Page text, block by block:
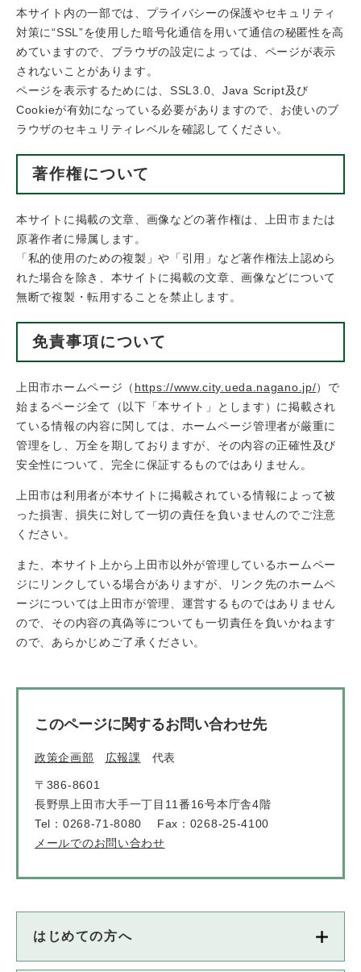
本サイト内の一部では、プライバシーの保護やセキュリティ
対策に“SSL”を使用した暗号化通信を用いて通信の秘匿性を高
めていますので、ブラウザの設定によっては、ページが表示
されないことがあります。
ページを表示するためには、SSL3.0、Java Script及び
Cookieが有効になっている必要がありますので、お使いのブ
ラウザのセキュリティレベルを確認してください。
著作権について
本サイトに掲載の文章、画像などの著作権は、上田市または
原著作者に帰属します。
「私的使用のための複製」や「引用」など著作権法上認めら
れた場合を除き、本サイトに掲載の文章、画像などについて
無断で複製・転用することを禁止します。
免責事項について
上田市ホームページ（ https://www.city.ueda.nagano.jp/）で
始まるページ全て（以下「本サイト」とします）に掲載され
ている情報の内容に関しては、ホームページ管理者が厳重に
管理をし、万全を期しておりますが、その内容の正確性及び
安全性について、完全に保証するものではありません。
上田市は利用者が本サイトに掲載されている情報によって被
った損害、損失に対して一切の責任を負いませんのでご注意
ください。
また、本サイト上から上田市以外が管理しているホームペー
ジにリンクしている場合がありますが、リンク先のホームペ
ージについては上田市が管理、運営するものではありません
ので、その内容の真偽等についても一切責任を負いかねます
ので、あらかじめご了承ください。
このページに関するお問い合わせ先
政策企画部 広報課 代表
〒386-8601
長野県上田市大手一丁目11番16号本庁舎4階
Tel：0268-71-8080
Fax：0268-25-4100
メールでのお問い合わせ
はじめての方へ